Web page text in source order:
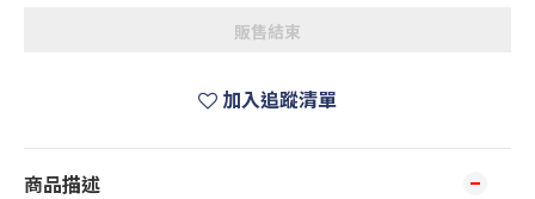
販售結束
加入追蹤清單
商品描述